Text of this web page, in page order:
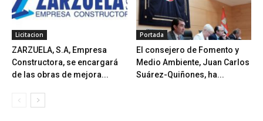
Licitacion
ZARZUELA, S.A, Empresa
Constructora, se encargará
de las obras de mejora...
Portada
El consejero de Fomento y
Medio Ambiente, Juan Carlos
Suárez-Quiñones, ha...